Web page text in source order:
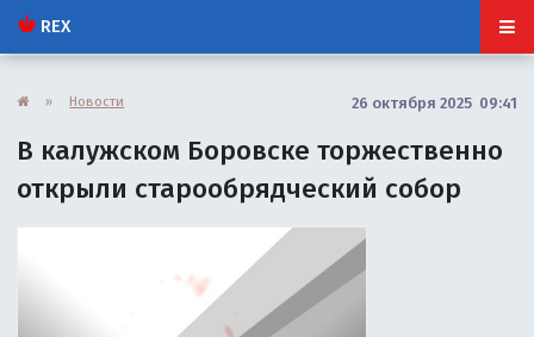
REX
» Новости 26 октября 2025 09:41
В калужском Боровске торжественно
открыли старообрядческий cобор